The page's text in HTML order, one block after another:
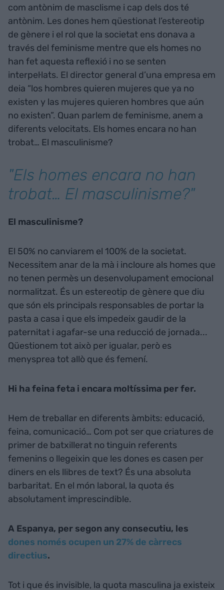
com antònim de masclisme i cap dels dos té
antònim. Les dones hem qüestionat l’estereotip
de gènere i el rol que la societat ens donava a
través del feminisme mentre que els homes no
han fet aquesta reflexió i no se senten
interpel·lats. El director general d’una empresa em
deia “los hombres quieren mujeres que ya no
existen y las mujeres quieren hombres que aún
no existen”. Quan parlem de feminisme, anem a
diferents velocitats. Els homes encara no han
trobat… El masculinisme?
"Els homes encara no han
trobat… El masculinisme?"
El masculinisme?
El 50% no canviarem el 100% de la societat.
Necessitem anar de la mà i incloure als homes que
no tenen permès un desenvolupament emocional
normalitzat. És un estereotip de gènere que diu
que són els principals responsables de portar la
pasta a casa i que els impedeix gaudir de la
paternitat i agafar-se una reducció de jornada...
Qüestionem tot això per igualar, però es
menysprea tot allò que és femení.
Hi ha feina feta i encara moltíssima per fer.
Hem de treballar en diferents àmbits: educació,
feina, comunicació… Com pot ser que criatures de
primer de batxillerat no tinguin referents
femenins o llegeixin que les dones es casen per
diners en els llibres de text? És una absoluta
barbaritat. En el món laboral, la quota és
absolutament imprescindible.
A Espanya, per segon any consecutiu, les
dones només ocupen un 27% de càrrecs
directius.
Tot i que és invisible, la quota masculina ja existeix